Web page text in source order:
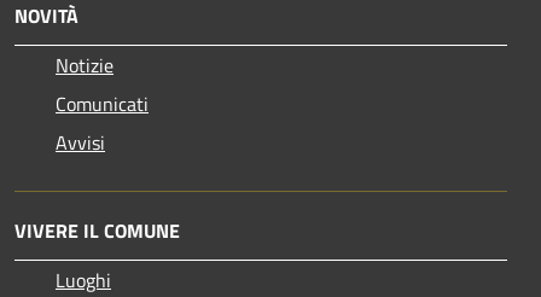
NOVITÀ
Notizie
Comunicati
Avvisi
VIVERE IL COMUNE
Luoghi